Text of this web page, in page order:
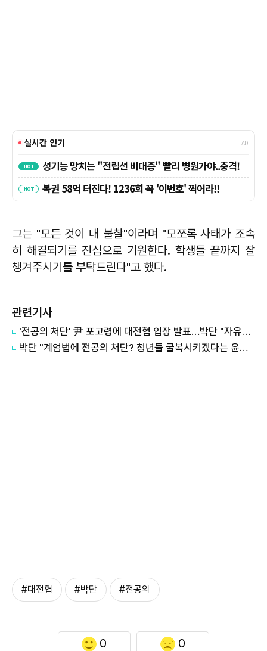
그는 "모든 것이 내 불찰"이라며 "모쪼록 사태가 조속
히 해결되기를 진심으로 기원한다. 학생들 끝까지 잘
챙겨주시기를 부탁드린다"고 했다.
관련기사
'전공의 처단' 尹 포고령에 대전협 입장 발표…박단 "자유와 민주란 무엇인가?"
박단 "계엄법에 전공의 처단? 청년들 굴복시키겠다는 윤석열 의지…조속히 물러나라"
#대전협 #박단 #전공의
0 0